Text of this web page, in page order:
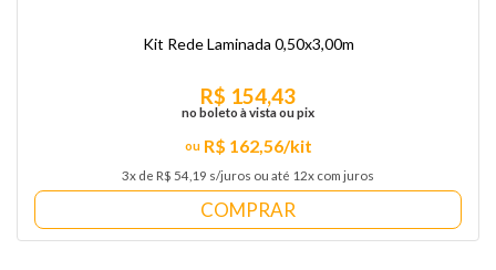
Kit Rede Laminada 0,50x3,00m
R$ 162,56/kit
3x de R$ 54,19 s/juros ou até 12x com juros
R$ 154,43
no boleto à vista ou pix
COMPRAR